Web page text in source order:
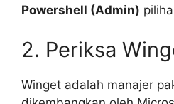
Powershell (Admin)
2. Periksa
Winget adalah manajer